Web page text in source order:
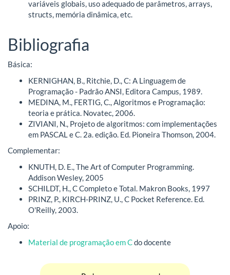
variáveis globais, uso adequado de parâmetros, arrays,
structs, memória dinâmica, etc.
Bibliografia
Básica:
KERNIGHAN, B., Ritchie, D., C: A Linguagem de
Programação - Padrão ANSI, Editora Campus, 1989.
MEDINA, M., FERTIG, C., Algoritmos e Programação:
teoria e prática. Novatec, 2006.
ZIVIANI, N., Projeto de algoritmos: com implementações
em PASCAL e C. 2a. edição. Ed. Pioneira Thomson, 2004.
Complementar:
KNUTH, D. E., The Art of Computer Programming.
Addison Wesley, 2005
SCHILDT, H., C Completo e Total. Makron Books, 1997
PRINZ, P., KIRCH-PRINZ, U., C Pocket Reference. Ed.
O'Reilly, 2003.
Apoio:
Material de programação em Cdo docente